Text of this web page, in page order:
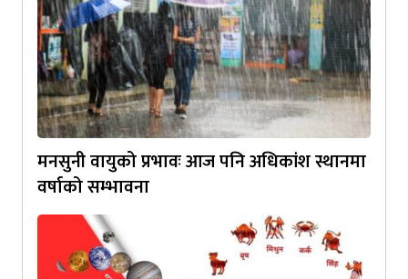
मनसुनी वायुको प्रभावः आज पनि अधिकांश स्थानमा
वर्षाको सम्भावना